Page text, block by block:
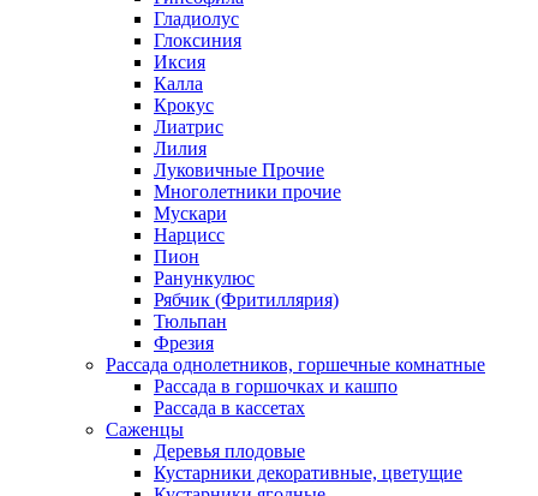
Гладиолус
Глоксиния
Иксия
Калла
Крокус
Лиатрис
Лилия
Луковичные Прочие
Многолетники прочие
Мускари
Нарцисс
Пион
Ранункулюс
Рябчик (Фритиллярия)
Тюльпан
Фрезия
Рассада однолетников, горшечные комнатные
Рассада в горшочках и кашпо
Рассада в кассетах
Саженцы
Деревья плодовые
Кустарники декоративные, цветущие